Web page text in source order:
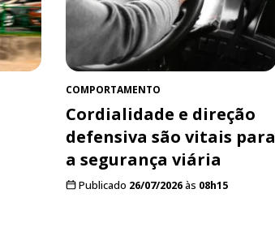
COMPORTAMENTO
Cordialidade e direção
defensiva são vitais para
a segurança viária
Publicado 26/07/2026às 08h15